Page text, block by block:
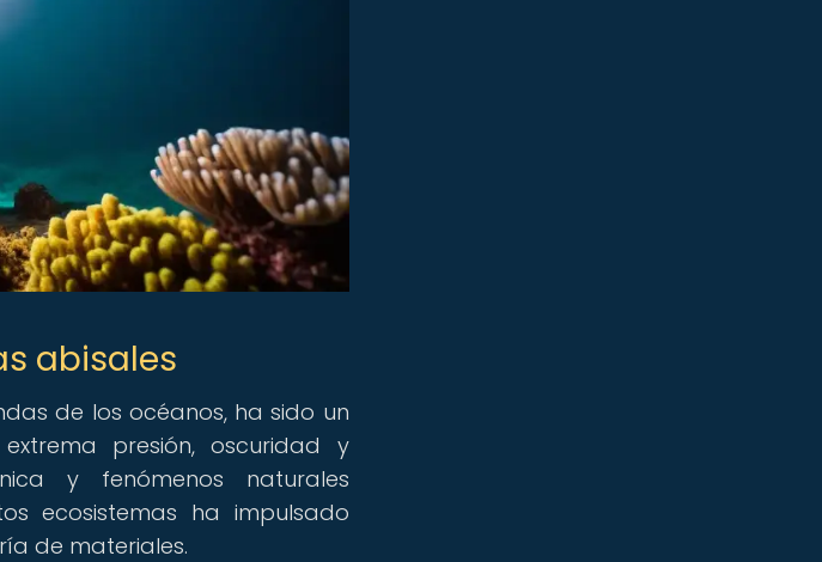
abisales
de los océanos, ha sido un
presión, oscuridad y
y fenómenos naturales
ecosistemas ha impulsado
de materiales.